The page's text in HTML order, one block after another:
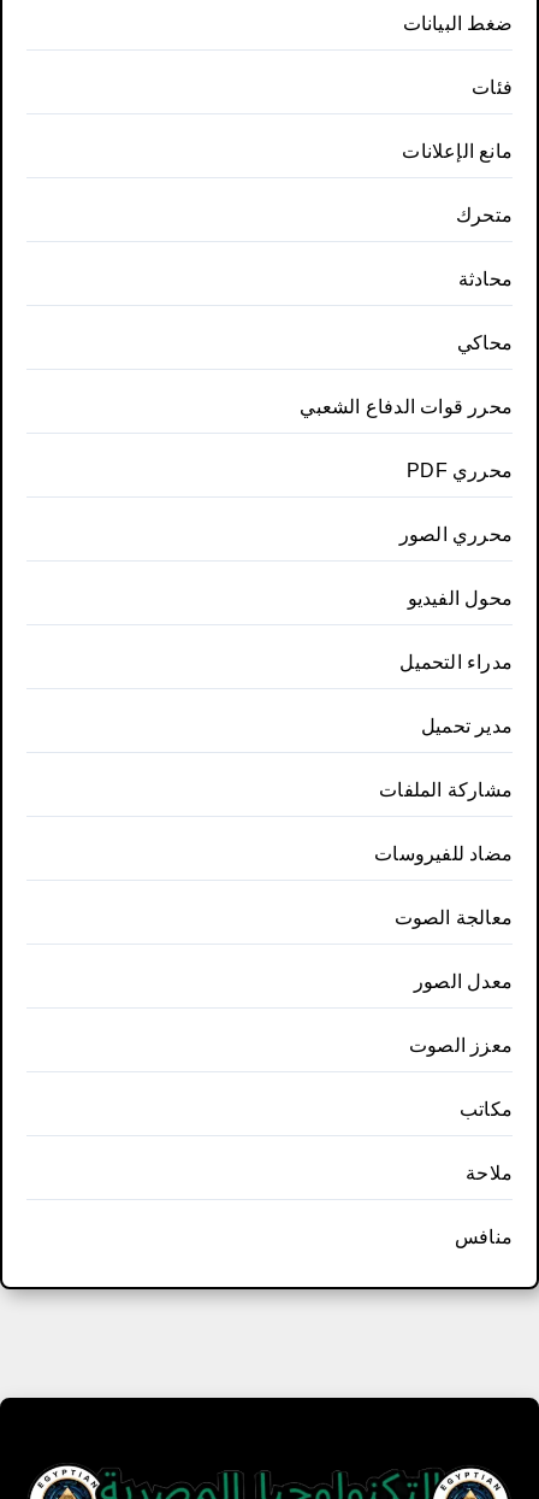
ضغط البيانات
فئات
مانع الإعلانات
متحرك
محادثة
محاكي
محرر قوات الدفاع الشعبي
محرري PDF
محرري الصور
محول الفيديو
مدراء التحميل
مدير تحميل
مشاركة الملفات
مضاد للفيروسات
معالجة الصوت
معدل الصور
معزز الصوت
مكاتب
ملاحة
منافس